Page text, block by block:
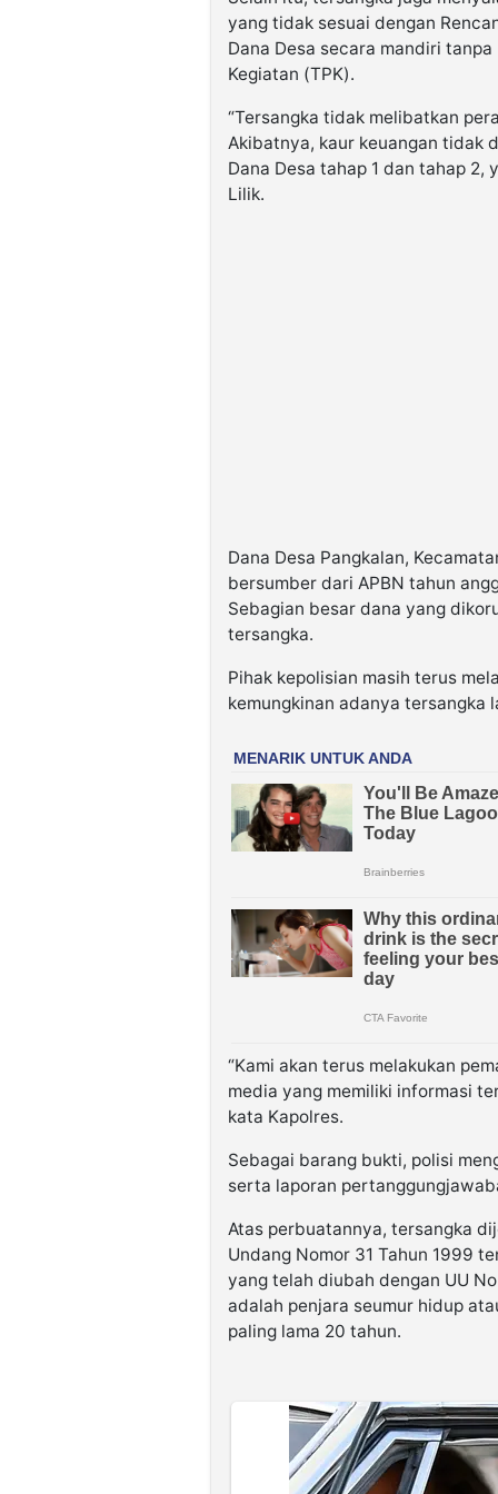
yang tidak sesuai dengan
Dana Desa secara mandiri
Kegiatan (TPK).
“Tersangka tidak melibatkan
Akibatnya, kaur keuangan tidak
Dana Desa tahap 1 dan tahap 2,
Lilik.
Dana Desa Pangkalan,
bersumber dari APBN tahun
Sebagian besar dana yang
tersangka.
Pihak kepolisian masih terus
kemungkinan adanya tersangka
“Kami akan terus melakukan
media yang memiliki informasi
kata Kapolres.
Sebagai barang bukti, polisi
serta laporan
Atas perbuatannya, tersangka
Undang Nomor 31 Tahun 1999
yang telah diubah dengan UU
adalah penjara seumur hidup
paling lama 20 tahun.